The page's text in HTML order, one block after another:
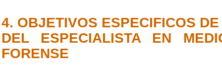
4. OBJETIVOS ESPECIFICOS
DEL ESPECIALISTA EN
FORENSE